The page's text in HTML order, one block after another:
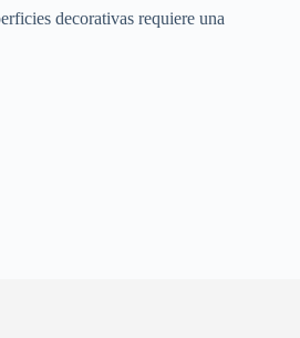
decorativas requiere una